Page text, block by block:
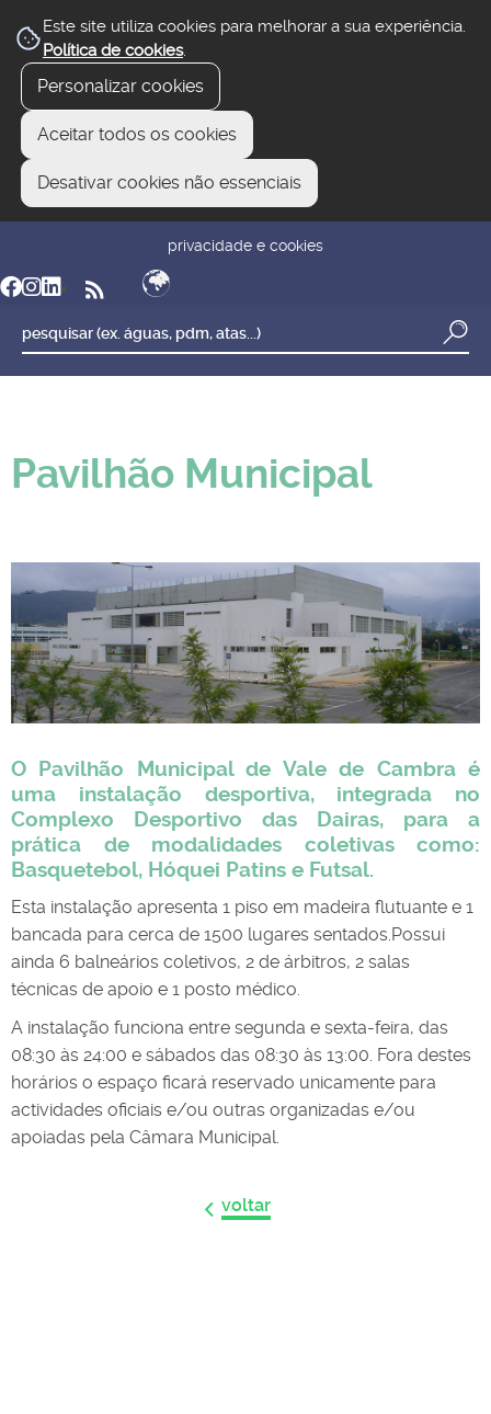
Este site utiliza cookies para melhorar a sua experiência.
Política de cookies.
Personalizar cookies
Aceitar todos os cookies
Desativar cookies não essenciais
privacidade e cookies
Pavilhão Municipal
O Pavilhão Municipal de Vale de Cambra é
uma instalação desportiva, integrada no
Complexo Desportivo das Dairas, para a
prática de modalidades coletivas como:
Basquetebol, Hóquei Patins e Futsal.
Esta instalação apresenta 1 piso em madeira flutuante e 1
bancada para cerca de 1500 lugares sentados.Possui
ainda 6 balneários coletivos, 2 de árbitros, 2 salas
técnicas de apoio e 1 posto médico.
A instalação funciona entre segunda e sexta-feira, das
08:30 às 24:00 e sábados das 08:30 às 13:00. Fora destes
horários o espaço ficará reservado unicamente para
actividades oficiais e/ou outras organizadas e/ou
apoiadas pela Câmara Municipal.
voltar